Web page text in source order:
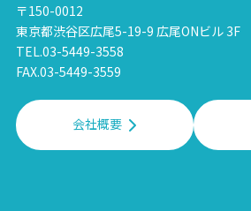
〒150-0012
東京都渋谷区広尾5-19-9 広尾ONビル 3F
TEL.03-5449-3558
FAX.03-5449-3559
会社概要